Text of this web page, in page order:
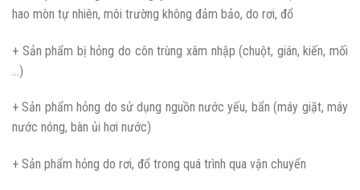
hao mòn tự nhiên, môi trường không đảm bảo, do rơi, đổ
+ Sản phẩm bị hỏng do côn trùng xâm nhập (chuột, gián, kiến, mối
…)
+ Sản phẩm hỏng do sử dụng nguồn nước yếu, bẩn (máy giặt, máy
nước nóng, bàn ủi hơi nước)
+ Sản phẩm hỏng do rơi, đổ trong quá trình qua vận chuyển